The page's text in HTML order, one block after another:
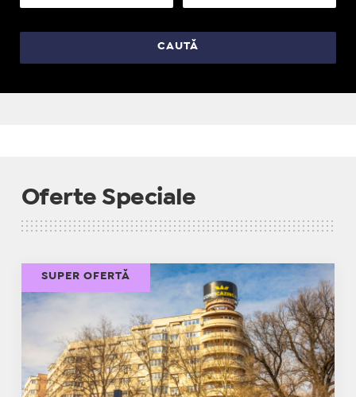
Oferte Speciale
SUPER OFERTĂ